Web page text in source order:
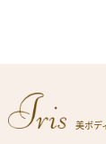
美ボデ